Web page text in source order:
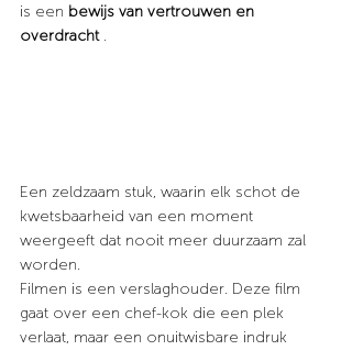
is een bewijs van vertrouwen en
overdracht .
Een zeldzaam stuk, waarin elk schot de
kwetsbaarheid van een moment
weergeeft dat nooit meer duurzaam zal
worden.
Filmen is een verslaghouder. Deze film
gaat over een chef-kok die een plek
verlaat, maar een onuitwisbare indruk